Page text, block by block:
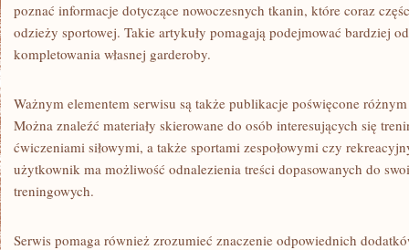
poznać informacje dotyczące nowoczesnych tkanin, które coraz
odzieży sportowej. Takie artykuły pomagają podejmować bardziej
kompletowania własnej garderoby.
Ważnym elementem serwisu są także publikacje poświęcone
Można znaleźć materiały skierowane do osób interesujących się
ćwiczeniami siłowymi, a także sportami zespołowymi czy
użytkownik ma możliwość odnalezienia treści dopasowanych do
treningowych.
Serwis pomaga również zrozumieć znaczenie odpowiednich